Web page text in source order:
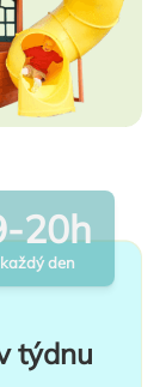
týdnu
20h
každý den